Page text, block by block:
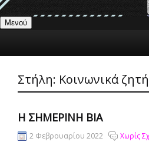
Μενού
Στήλη: Κοινωνικά
Η ΣΗΜΕΡΙΝΉ ΒΊΑ
2 Φεβρουαρίου 2022 Χωρίς